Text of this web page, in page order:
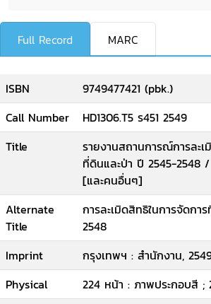
Full Record MARC
ISBN
9749477421 (pbk.)
Call Number
HD1306.T5 ร451 2549
Title
รายงานสถานการณ์การละเ
ที่ดินและป่า ปี 2545-2548
[และคนอื่นๆ]
Alternate
Title
การละเมิดสิทธิในการจัดกา
2548
Imprint
กรุงเทพฯ : สำนักงาน,
Physical
224 หน้า : ภาพประกอบสี ;